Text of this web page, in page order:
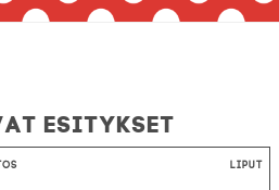
esitykset
Liput